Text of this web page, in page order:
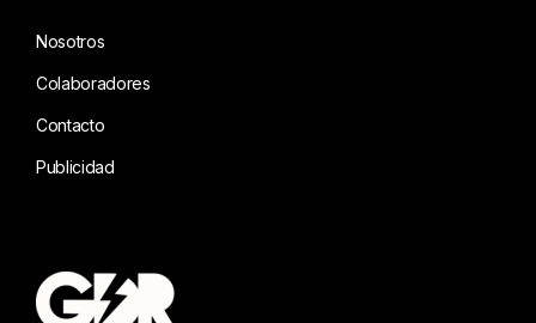
Nosotros
Colaboradores
Contacto
Publicidad